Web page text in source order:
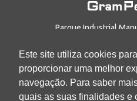
Este site utiliza cookies
proporcionar uma melhor
navegação. Para saber
quais as suas finalidades e
Parque Industrial
T: +351
E: